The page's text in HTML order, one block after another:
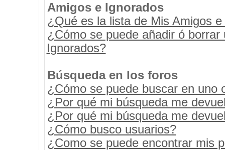
Amigos e Ignorados
¿Qué es la lista de Mis Amigos
¿Cómo se puede añadir ó
Ignorados?
Búsqueda en los foros
¿Cómo se puede buscar en uno
¿Por qué mi búsqueda me
¿Por qué mi búsqueda me
¿Cómo busco usuarios?
¿Como se puede encontrar mis